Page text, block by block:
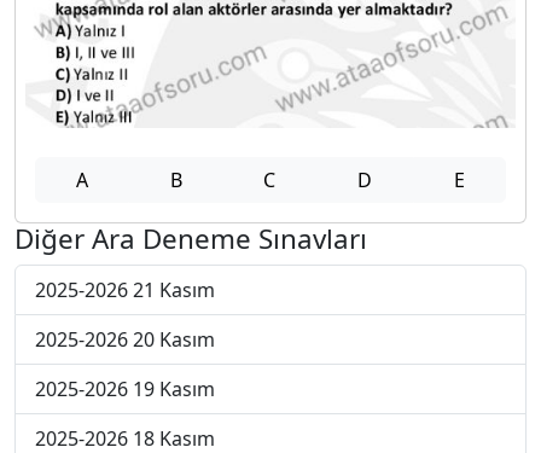
A B C D E
Diğer Ara Deneme Sınavları
2025-2026 21 Kasım
2025-2026 20 Kasım
2025-2026 19 Kasım
2025-2026 18 Kasım